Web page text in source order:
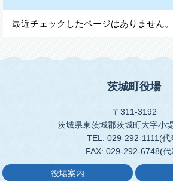
最近チェックしたページはありません。
茨城町役場
〒311-3192
茨城県東茨城郡茨城町大字小
TEL: 029-292-1111(代
FAX: 029-292-6748(代
役場案内